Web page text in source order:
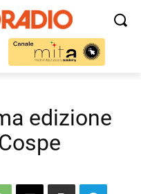
edizione